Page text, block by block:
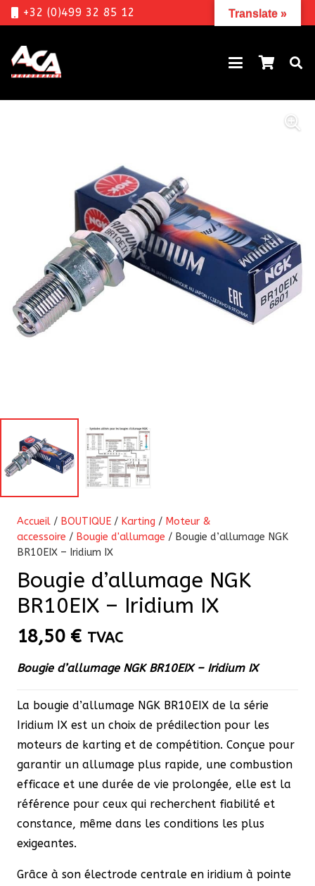
+32 (0)499 32 85 12
Accueil / BOUTIQUE / Karting / Moteur &
accessoire / Bougie d'allumage / Bougie d’allumage NGK
BR10EIX – Iridium IX
Bougie d’allumage NGK
BR10EIX – Iridium IX
18,50 € TVAC
Bougie d’allumage NGK BR10EIX – Iridium IX
La bougie d’allumage NGK BR10EIX de la série
Iridium IX est un choix de prédilection pour les
moteurs de karting et de compétition. Conçue pour
garantir un allumage plus rapide, une combustion
efficace et une durée de vie prolongée, elle est la
référence pour ceux qui recherchent fiabilité et
constance, même dans les conditions les plus
exigeantes.
Grâce à son électrode centrale en iridium à pointe
Translate »